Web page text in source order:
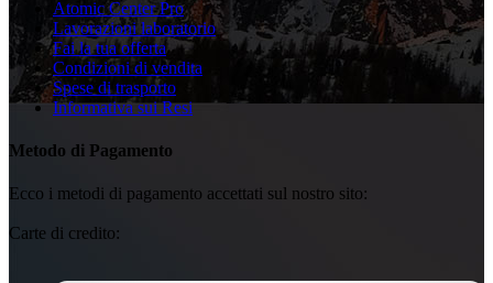
Atomic Center Pro
Lavorazioni laboratorio
Fai la tua offerta
Condizioni di vendita
Spese di trasporto
Informativa sui Resi
Metodo di Pagamento
Ecco i metodi di pagamento accettati sul nostro sito:
Carte di credito: